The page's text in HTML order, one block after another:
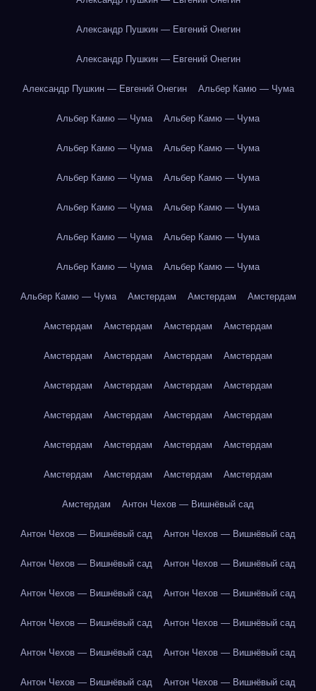
Александр Пушкин — Евгений Онегин
Александр Пушкин — Евгений Онегин
Александр Пушкин — Евгений Онегин Альбер Камю — Чума
Альбер Камю — Чума Альбер Камю — Чума
Альбер Камю — Чума Альбер Камю — Чума
Альбер Камю — Чума Альбер Камю — Чума
Альбер Камю — Чума Альбер Камю — Чума
Альбер Камю — Чума Альбер Камю — Чума
Альбер Камю — Чума Альбер Камю — Чума
Альбер Камю — Чума Амстердам Амстердам Амстердам
Амстердам Амстердам Амстердам Амстердам
Амстердам Амстердам Амстердам Амстердам
Амстердам Амстердам Амстердам Амстердам
Амстердам Амстердам Амстердам Амстердам
Амстердам Амстердам Амстердам Амстердам
Амстердам Амстердам Амстердам Амстердам
Амстердам Антон Чехов — Вишнёвый сад
Антон Чехов — Вишнёвый сад Антон Чехов — Вишнёвый сад
Антон Чехов — Вишнёвый сад Антон Чехов — Вишнёвый сад
Антон Чехов — Вишнёвый сад Антон Чехов — Вишнёвый сад
Антон Чехов — Вишнёвый сад Антон Чехов — Вишнёвый сад
Антон Чехов — Вишнёвый сад Антон Чехов — Вишнёвый сад
Антон Чехов — Вишнёвый сад Антон Чехов — Вишнёвый сад